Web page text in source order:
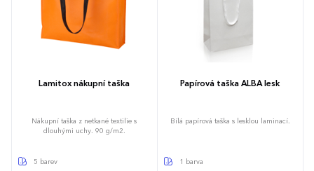
Lamitox nákupní taška
Nákupní taška z netkané textilie s
dlouhými uchy. 90 g/m2.
5 barev
Papírová taška ALBA lesk
Bílá papírová taška s lesklou laminací.
1 barva